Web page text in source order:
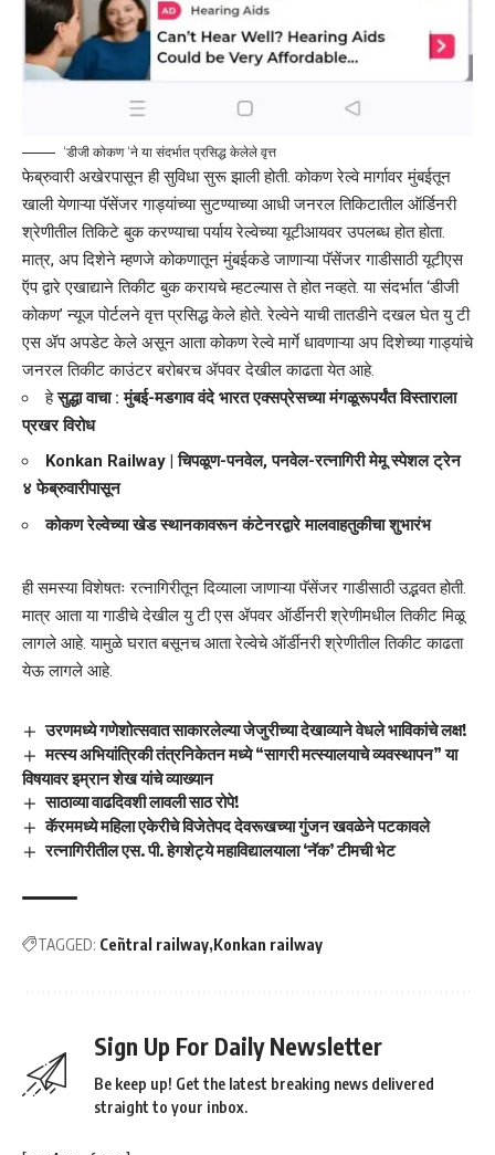
‘डीजी कोकण ‘ने या संदर्भात प्रसिद्ध केलेले वृत्त
फेब्रुवारी अखेरपासून ही सुविधा सुरू झाली होती. कोकण रेल्वे मार्गावर मुंबईतून
खाली येणाऱ्या पॅसेंजर गाड्यांच्या सुटण्याच्या आधी जनरल तिकिटातील ऑर्डिनरी
श्रेणीतील तिकिटे बुक करण्याचा पर्याय रेल्वेच्या यूटीआयवर उपलब्ध होत होता.
मात्र, अप दिशेने म्हणजे कोकणातून मुंबईकडे जाणाऱ्या पॅसेंजर गाडीसाठी यूटीएस
ऍप द्वारे एखाद्याने तिकीट बुक करायचे म्हटल्यास ते होत नव्हते. या संदर्भात ‘डीजी
कोकण’ न्यूज पोर्टलने वृत्त प्रसिद्ध केले होते. रेल्वेने याची तातडीने दखल घेत यु टी
एस ॲप अपडेट केले असून आता कोकण रेल्वे मार्गे धावणाऱ्या अप दिशेच्या गाड्यांचे
जनरल तिकीट काउंटर बरोबरच ॲपवर देखील काढता येत आहे.
हेसुद्धा वाचा :मुंबई-मडगाव वंदे भारत एक्सप्रेसच्या मंगळूरूपर्यंत विस्ताराला
प्रखर विरोध
Konkan Railway | चिपळूण-पनवेल, पनवेल-रत्नागिरी मेमू स्पेशल ट्रेन
४ फेब्रुवारीपासून
कोकण रेल्वेच्या खेड स्थानकावरून कंटेनरद्वारे मालवाहतुकीचा शुभारंभ
ही समस्या विशेषतः रत्नागिरीतून दिव्याला जाणाऱ्या पॅसेंजर गाडीसाठी उद्भवत होती.
मात्र आता या गाडीचे देखील यु टी एस ॲपवर ऑर्डीनरी श्रेणीमधील तिकीट मिळू
लागले आहे. यामुळे घरात बसूनच आता रेल्वेचे ऑर्डीनरी श्रेणीतील तिकीट काढता
येऊ लागले आहे.
उरणमध्ये गणेशोत्सवात साकारलेल्या जेजुरीच्या देखाव्याने वेधले भाविकांचे लक्ष!
मत्स्य अभियांत्रिकी तंत्रनिकेतन मध्ये “सागरी मत्स्यालयाचे व्यवस्थापन” या
विषयावर इम्रान शेख यांचे व्याख्यान
साठाव्या वाढदिवशी लावली साठ रोपे!
कॅरममध्ये महिला एकेरीचे विजेतेपद देवरूखच्या गुंजन खवळेने पटकावले
रत्नागिरीतील एस. पी. हेगशेट्ये महाविद्यालयाला ‘नॅक’ टीमची भेट
TAGGED: Ceñtral railway Konkan railway
Sign Up For Daily Newsletter
Be keep up! Get the latest breaking news delivered
straight to your inbox.